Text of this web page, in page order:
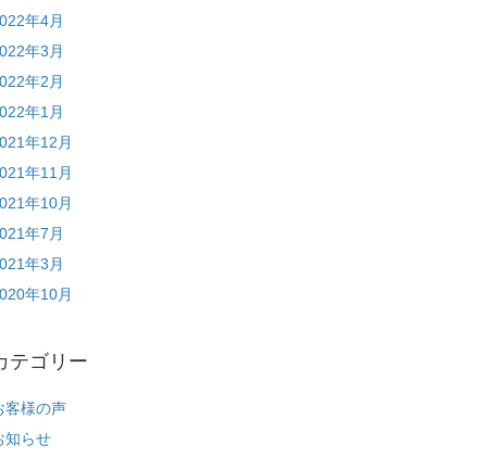
年4月
年3月
年2月
年1月
年12月
年11月
年10月
年7月
年3月
年10月
テゴリー
客様の声
知らせ